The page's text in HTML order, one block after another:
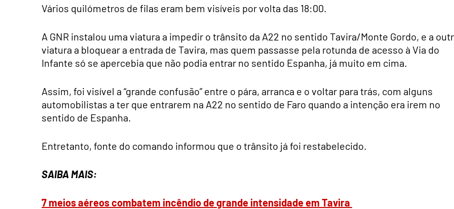
Vários quilómetros de filas eram bem visíveis por volta das 18:00.
A GNR instalou uma viatura a impedir o trânsito da A22 no sentido Tavira/Monte Gordo, e a
viatura a bloquear a entrada de Tavira, mas quem passasse pela rotunda de acesso à Via do
Infante só se apercebia que não podia entrar no sentido Espanha, já muito em cima.
Assim, foi visível a “grande confusão” entre o pára, arranca e o voltar para trás, com alguns
automobilistas a ter que entrarem na A22 no sentido de Faro quando a intenção era irem no
sentido de Espanha.
Entretanto, fonte do comando informou que o trânsito já foi restabelecido.
SAIBA MAIS:
7 meios aéreos combatem incêndio de grande intensidade em Tavira